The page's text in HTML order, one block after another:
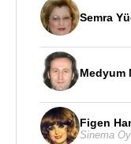
Semra
Medyum
Figen
Sinema